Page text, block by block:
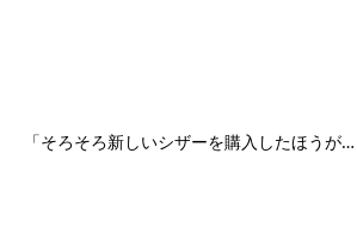
「そろそろ新しいシザーを購入したほうが…